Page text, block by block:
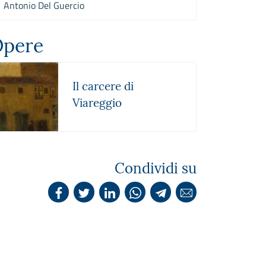
Antonio Del Guercio
Il carcere di
Viareggio
Condividi su